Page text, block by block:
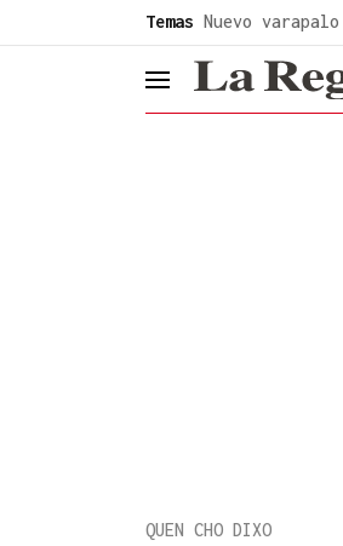
Temas Nuevo
header.menu.open
QUEN CHO DIXO